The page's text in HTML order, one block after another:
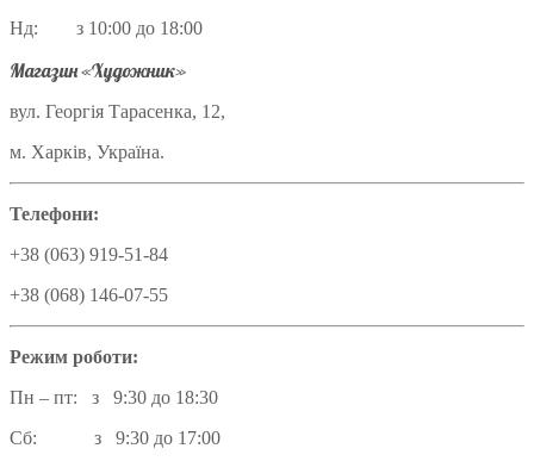
Нд: з 10:00 до 18:00
Магазин «Художник»
вул. Георгія Тарасенка, 12,
м. Харків, Україна.
Телефони:
+38 (063) 919-51-84
+38 (068) 146-07-55
Режим роботи:
Пн – пт: з 9:30 до 18:30
Сб: з 9:30 до 17:00